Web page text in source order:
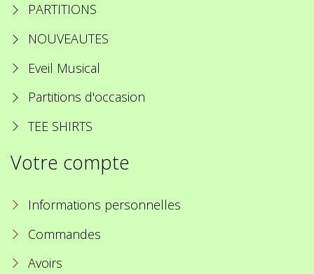
PARTITIONS
NOUVEAUTES
Eveil Musical
Partitions d'occasion
TEE SHIRTS
Votre compte
Informations personnelles
Commandes
Avoirs